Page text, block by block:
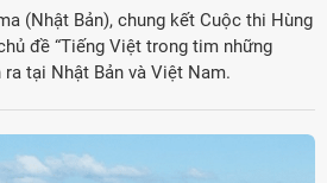
(Nhật Bản), chung kết Cuộc thi Hùng
đề “Tiếng Việt trong tim những
tại Nhật Bản và Việt Nam.